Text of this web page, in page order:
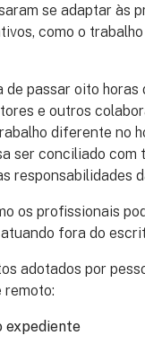
se adaptar às
como o trabalho
passar oito horas
e outros
diferente no
ser conciliado com
responsabilidades
os profissionais
fora do
adotados por
remoto:
expediente